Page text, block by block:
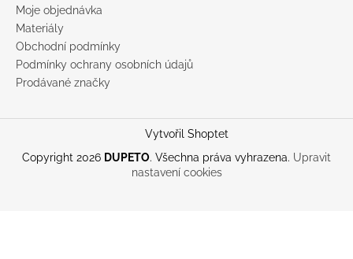
Moje objednávka
Materiály
Obchodní podmínky
Podmínky ochrany osobních údajů
Prodávané značky
Vytvořil Shoptet
Copyright 2026 DUPETO. Všechna práva vyhrazena. Upravit
nastavení cookies